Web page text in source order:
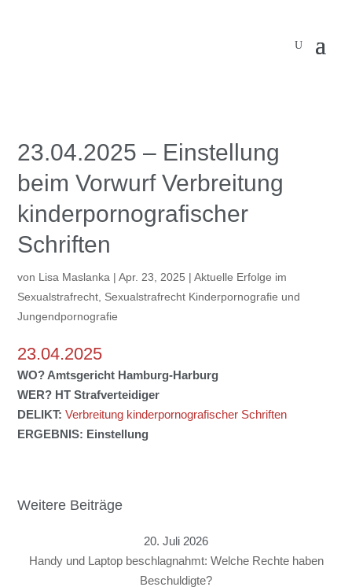
23.04.2025 – Einstellung
beim Vorwurf Verbreitung
kinderpornografischer
Schriften
von Lisa Maslanka |Apr. 23, 2025 |Aktuelle Erfolge im
Sexualstrafrecht Sexualstrafrecht Kinderpornografie und
Jungendpornografie
23.04.2025
WO? Amtsgericht Hamburg-Harburg
WER? HT Strafverteidiger
DELIKT:Verbreitung kinderpornografischer Schriften
ERGEBNIS: Einstellung
Weitere Beiträge
20. Juli 2026
Handy und Laptop beschlagnahmt: Welche Rechte haben
Beschuldigte?